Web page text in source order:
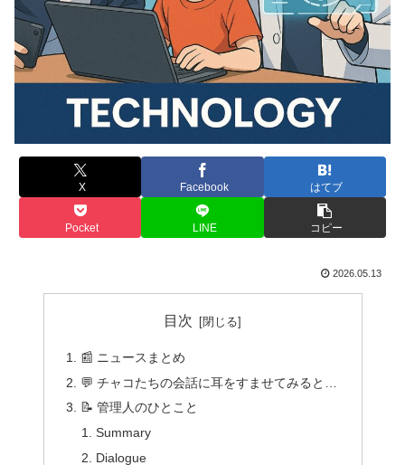
X Facebook はてブ
Pocket LINE コピー
2026.05.13
目次
📰 ニュースまとめ
💬 チャコたちの会話に耳をすませてみると…
📝 管理人のひとこと
Summary
Dialogue